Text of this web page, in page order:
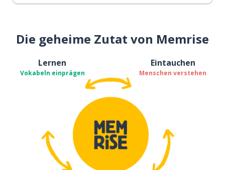
Die geheime Zutat von Memrise
Lernen
Vokabeln einprägen
Eintauchen
Menschen verstehen